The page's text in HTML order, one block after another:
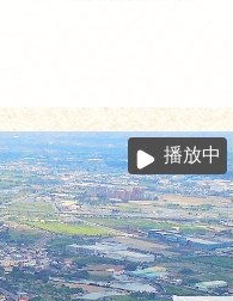
播放中